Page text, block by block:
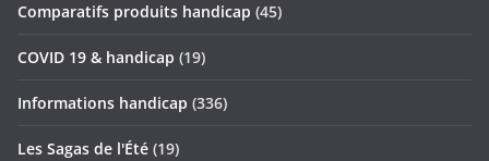
Comparatifs produits handicap (45)
COVID 19 & handicap (19)
Informations handicap (336)
Les Sagas de l'Été (19)